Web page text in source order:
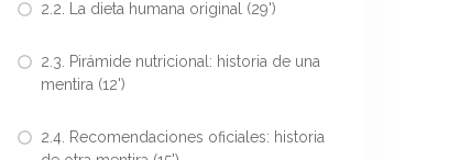
2.2. La dieta humana original (29')
2.3. Pirámide nutricional: historia de una
mentira (12')
2.4. Recomendaciones oficiales: historia